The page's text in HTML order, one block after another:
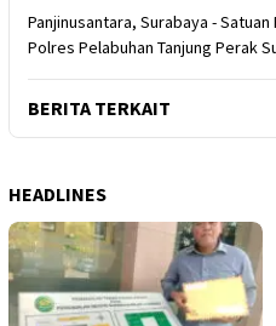
Panjinusantara, Surabaya -
Polres Pelabuhan Tanjung Perak
BERITA TERKAIT
HEADLINES